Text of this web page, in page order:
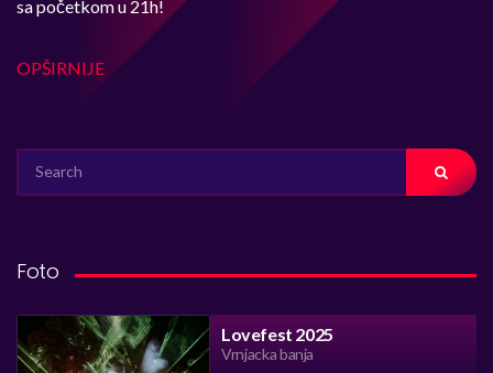
sa početkom u 21h!
OPŠIRNIJE
FOR:
Foto
Lovefest 2025
Vrnjacka banja